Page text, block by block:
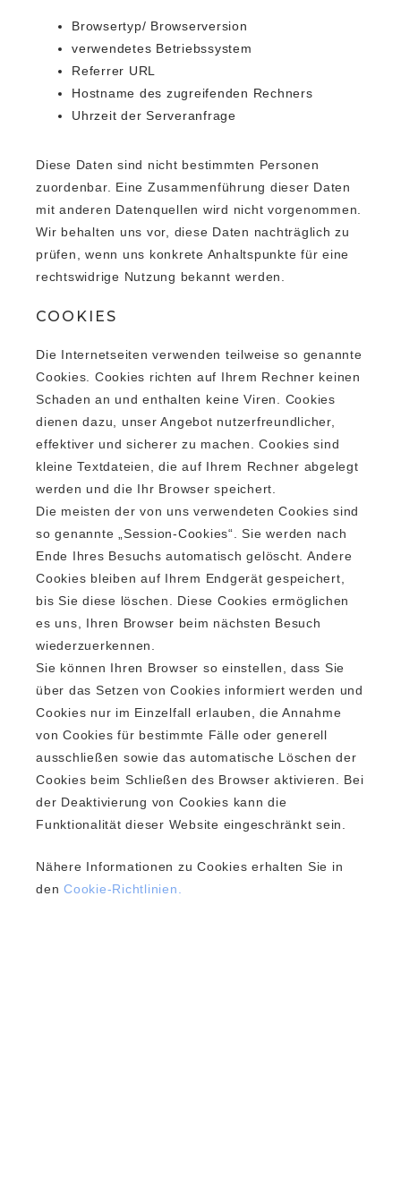
Browsertyp/ Browserversion
verwendetes Betriebssystem
Referrer URL
Hostname des zugreifenden Rechners
Uhrzeit der Serveranfrage
Diese Daten sind nicht bestimmten Personen
zuordenbar. Eine Zusammenführung dieser Daten
mit anderen Datenquellen wird nicht vorgenommen.
Wir behalten uns vor, diese Daten nachträglich zu
prüfen, wenn uns konkrete Anhaltspunkte für eine
rechtswidrige Nutzung bekannt werden.
COOKIES
Die Internetseiten verwenden teilweise so genannte
Cookies. Cookies richten auf Ihrem Rechner keinen
Schaden an und enthalten keine Viren. Cookies
dienen dazu, unser Angebot nutzerfreundlicher,
effektiver und sicherer zu machen. Cookies sind
kleine Textdateien, die auf Ihrem Rechner abgelegt
werden und die Ihr Browser speichert.
Die meisten der von uns verwendeten Cookies sind
so genannte „Session-Cookies“. Sie werden nach
Ende Ihres Besuchs automatisch gelöscht. Andere
Cookies bleiben auf Ihrem Endgerät gespeichert,
bis Sie diese löschen. Diese Cookies ermöglichen
es uns, Ihren Browser beim nächsten Besuch
wiederzuerkennen.
Sie können Ihren Browser so einstellen, dass Sie
über das Setzen von Cookies informiert werden und
Cookies nur im Einzelfall erlauben, die Annahme
von Cookies für bestimmte Fälle oder generell
ausschließen sowie das automatische Löschen der
Cookies beim Schließen des Browser aktivieren. Bei
der Deaktivierung von Cookies kann die
Funktionalität dieser Website eingeschränkt sein.
Nähere Informationen zu Cookies erhalten Sie in
den Cookie-Richtlinien.